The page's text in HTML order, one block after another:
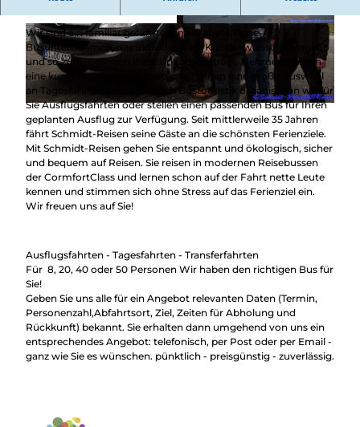
Überblick
Camping &
Wohnmobil
Trekkingplätze
Nachhaltig
bei uns
unterwegs
© Soraya Teske, Schmidt Reisen
© Soraya Teske, Schmidt Reisen © Soraya Teske, Schmidt Reisen
Wir sind ein familiär geführtes, innovatives Reise-/
Busunternehmen, das individuell auf Kundenwünsche eingeht
und so zum Gelingen Ihres Urlaubs beiträgt. Nehmen Sie sich
eine kurze Auszeit - dazu bieten wir Ihnen eine große Auswahl
an Tagesfahrten an. Im Bereich Bustouristik organisieren wir für
Sie Ausflugsfahrten oder stellen einen passenden Bus für Ihren
geplanten Ausflug zur Verfügung. Seit mittlerweile 35 Jahren
fährt Schmidt-Reisen seine Gäste an die schönsten Ferienziele.
Mit Schmidt-Reisen gehen Sie entspannt und ökologisch, sicher
und bequem auf Reisen. Sie reisen in modernen Reisebussen
der CormfortClass und lernen schon auf der Fahrt nette Leute
kennen und stimmen sich ohne Stress auf das Ferienziel ein.
Wir freuen uns auf Sie!
Ausflugsfahrten - Tagesfahrten - Transferfahrten
Für 8, 20, 40 oder 50 Personen Wir haben den richtigen Bus für
Sie!
Geben Sie uns alle für ein Angebot relevanten Daten (Termin,
Personenzahl,Abfahrtsort, Ziel, Zeiten für Abholung und
Rückkunft) bekannt. Sie erhalten dann umgehend von uns ein
entsprechendes Angebot: telefonisch, per Post oder per Email -
ganz wie Sie es wünschen. pünktlich - preisgünstig - zuverlässig.